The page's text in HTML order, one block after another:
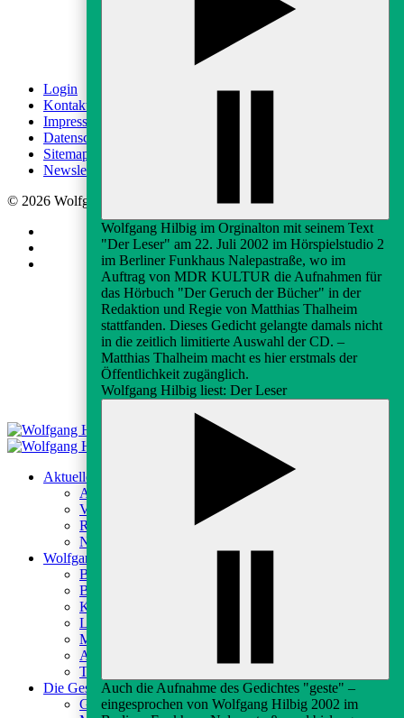
Login
Kontakt
Impressum
Datenschutz
Sitemap
Newsletter-Anmeldung
© 2026 Wolfgang-Hilbig-Gesellschaft e.V.
Wolfgang Hilbig im Orginalton mit seinem Text
"Der Leser" am 22. Juli 2002 im Hörspielstudio 2
im Berliner Funkhaus Nalepastraße, wo im
Auftrag von MDR KULTUR die Aufnahmen für
das Hörbuch "Der Geruch der Bücher" in der
Redaktion und Regie von Matthias Thalheim
stattfanden. Dieses Gedicht gelangte damals nicht
in die zeitlich limitierte Auswahl der CD. –
Matthias Thalheim macht es hier erstmals der
Öffentlichkeit zugänglich.
Wolfgang Hilbig liest: Der Leser
Auch die Aufnahme des Gedichtes "geste" –
eingesprochen von Wolfgang Hilbig 2002 im
Aktuelles
Aktuelles
Veranstaltungen
Rundfunk & Presse
Newsletter
Wolfgang Hilbig
Biografie
Bibliografie
Kontexte
Lektüren
Medien
Archiv
Texte
Die Gesellschaft
Gesellschaft